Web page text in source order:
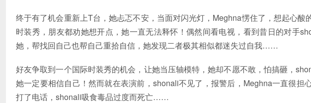
终于有了机会重新上T台，她忐忑不安，当面对闪光灯，Meghna愣住了，想起心
时装秀，朋友都劝她想开点，她一直无法释怀！偶然间看电视，看到昔日的对手
她，帮找回自己也帮自己重拾自信，她发现二者极其相似都迷失过自我……
好友争取到一个国际时装秀的机会，让她当压轴模特，她却不愿不敢，怕搞砸，
她一定要相信自己！然而就在表演前，shonali不见了，报警后，Meghna一直很担
打了电话，shonali吸食毒品过度而死亡……